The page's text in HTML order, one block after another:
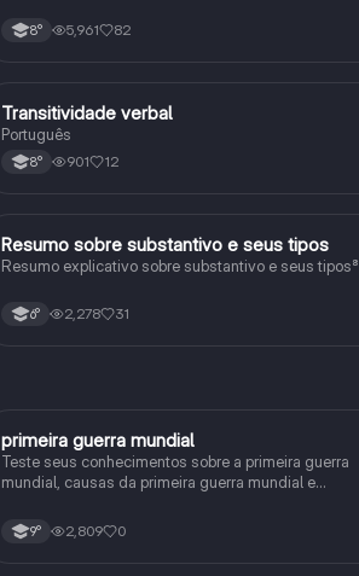
8° 5,961 82
Português
Transitividade verbal
Português
8° 901 12
Português
Resumo sobre substantivo e seus tipos
Resumo explicativo sobre substantivo e seus tipos⁸
6° 2,278 31
História
primeira guerra mundial
Teste seus conhecimentos sobre a primeira guerra
mundial, causas da primeira guerra mundial e
primeira guerra mundial
9° 2,809 0